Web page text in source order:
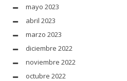
mayo 2023
abril 2023
marzo 2023
diciembre 2022
noviembre 2022
octubre 2022